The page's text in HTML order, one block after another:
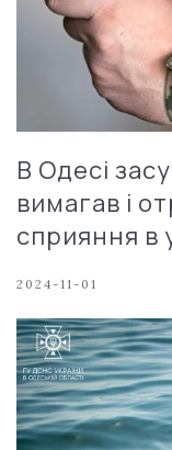
В Одесі
вимагав і
сприяння в
2024-11-01